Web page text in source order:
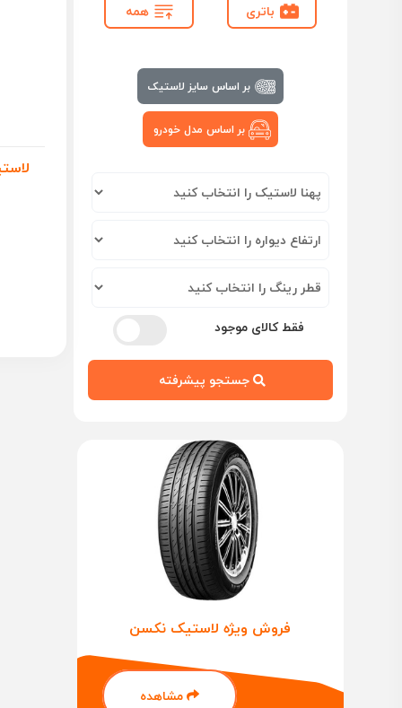
باتری همه
بر اساس سایز لاستیک
بر اساس مدل خودرو
فقط کالای موجود
جستجو پیشرفته
فروش ویژه لاستیک نکسن
مشاهده